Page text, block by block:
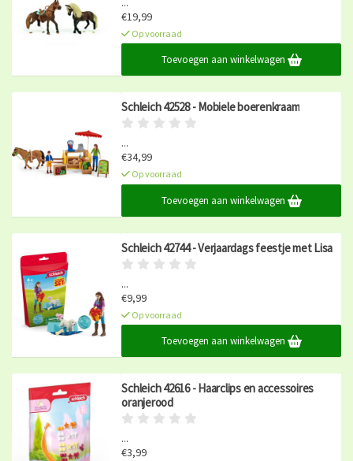
€19,99
Op voorraad
Toevoegen aan winkelwagen
Schleich 42528 - Mobiele boerenkraam
...
€34,99
Op voorraad
Toevoegen aan winkelwagen
Schleich 42744 - Verjaardags feestje met Lisa
...
€9,99
Op voorraad
Toevoegen aan winkelwagen
Schleich 42616 - Haarclips en accessoires
oranjerood
...
€3,99